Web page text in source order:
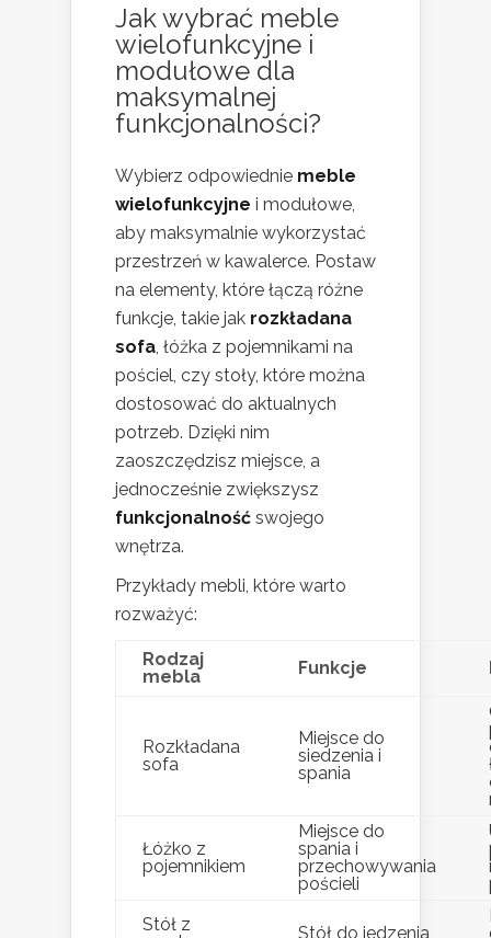
Jak wybrać meble
wielofunkcyjne i
modułowe dla
maksymalnej
funkcjonalności?
Wybierz odpowiednie meble
wielofunkcyjne i modułowe,
aby maksymalnie wykorzystać
przestrzeń w kawalerce. Postaw
na elementy, które łączą różne
funkcje, takie jak rozkładana
sofa, łóżka z pojemnikami na
pościel, czy stoły, które można
dostosować do aktualnych
potrzeb. Dzięki nim
zaoszczędzisz miejsce, a
jednocześnie zwiększysz
funkcjonalność swojego
wnętrza.
Przykłady mebli, które warto
rozważyć:
Rodzaj
mebla
Funkcje
Rozkładana
sofa
Miejsce do
siedzenia i
spania
Łóżko z
pojemnikiem
Miejsce do
spania i
przechowywania
pościeli
Stół z
Stół do jedzenia